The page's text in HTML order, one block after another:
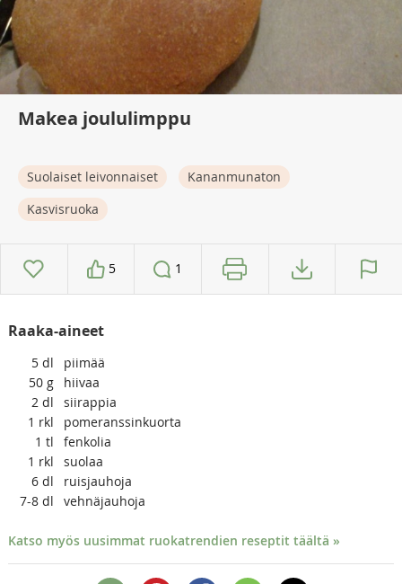
Makea joululimppu
Suolaiset leivonnaiset
Kananmunaton
Kasvisruoka
5 1
Raaka-aineet
5 dl
piimää
50 g
hiivaa
2 dl
siirappia
1 rkl
pomeranssinkuorta
1 tl
fenkolia
1 rkl
suolaa
6 dl
ruisjauhoja
7-8 dl vehnäjauhoja
Katso myös uusimmat ruokatrendien reseptit täältä »